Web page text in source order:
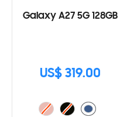
Galaxy A27 5G 128GB
US$ 319.00